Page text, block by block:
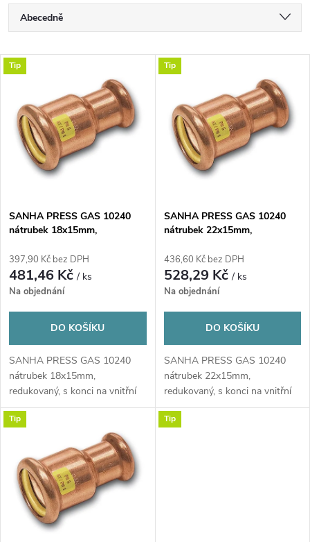
Ř
a
e
n
p
r
o
u
k
t
ů
Abecedně
Nejdražší
Nejprodávanější
V
ý
p
s
p
r
o
d
u
k
ů
Tip
SANHA PRESS GAS 10240
nátrubek 18x15mm,
lisování, plyn, měď
397,90 Kč bez DPH
481,46 Kč/ ks
Na objednání
DO KOŠÍKU
SANHA PRESS GAS 10240
nátrubek 18x15mm,
redukovaný, s konci na vnitřní
lisování, plyn, měď
Tip
SANHA PRESS GAS 10240
nátrubek 22x15mm,
lisování, plyn, měď
436,60 Kč bez DPH
528,29 Kč/ ks
Na objednání
DO KOŠÍKU
SANHA PRESS GAS 10240
nátrubek 22x15mm,
redukovaný, s konci na vnitřní
lisování, plyn, měď
Tip Tip